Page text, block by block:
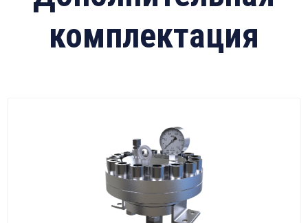
комплектация